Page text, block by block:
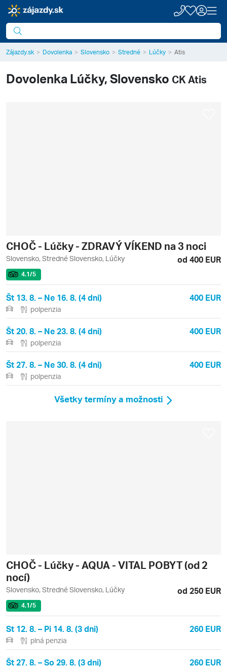
Zájazdy.sk Dovolenka Slovensko Stredné Lúčky Atis
Dovolenka Lúčky, Slovensko CK Atis
CHOČ - Lúčky - ZDRAVÝ VÍKEND na 3 noci
Slovensko, Stredné Slovensko, Lúčky od 400 EUR
4.1/5
Št 13. 8. – Ne 16. 8. (4 dni) 400 EUR
polpenzia
Št 20. 8. – Ne 23. 8. (4 dni) 400 EUR
polpenzia
Št 27. 8. – Ne 30. 8. (4 dni) 400 EUR
polpenzia
Všetky termíny a možnosti
CHOČ - Lúčky - AQUA - VITAL POBYT (od 2
nocí)
Slovensko, Stredné Slovensko, Lúčky od 250 EUR
4.1/5
St 12. 8. – Pi 14. 8. (3 dni) 260 EUR
plná penzia
Št 27. 8. – So 29. 8. (3 dni) 260 EUR